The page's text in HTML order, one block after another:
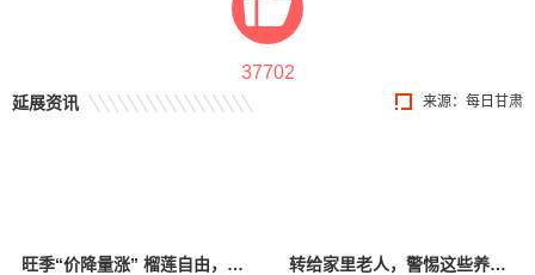
37702
来源：每日甘肃
延展资讯
旺季“价降量涨” 榴莲自由，真的要来了？ 转给家里老人，警惕这些养生保健“坑老”骗局→